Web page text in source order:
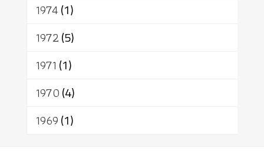
1974(1)
1972(5)
1971 (1)
1970(4)
1969(1)